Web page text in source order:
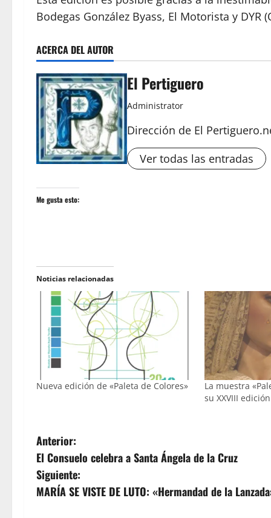
Bodegas González Byass, El Motorista y DYR
ACERCA DEL AUTOR
El Pertiguero
Administrator
Dirección de El
Ver todas las entradas
Me gusta esto:
Noticias relacionadas
Nueva edición de «Paleta de Colores»
La muestra
su XXVIII edición
N
a
v
Anterior:
El Consuelo celebra a Santa Ángela de la Cruz
Siguiente:
MARÍA SE VISTE DE LUTO: «Hermandad de la